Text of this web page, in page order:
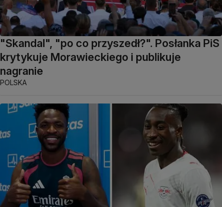
"Skandal", "po co przyszedł?". Posłanka PiS
krytykuje Morawieckiego i publikuje
nagranie
POLSKA